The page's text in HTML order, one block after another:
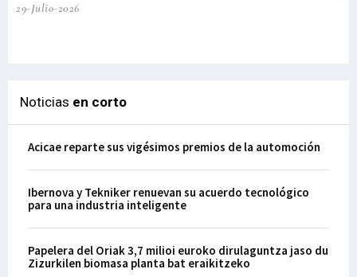
29-Julio-2026
Noticias en corto
Acicae reparte sus vigésimos premios de la automoción
Ibernova y Tekniker renuevan su acuerdo tecnológico
para una industria inteligente
Papelera del Oriak 3,7 milioi euroko dirulaguntza jaso du
Zizurkilen biomasa planta bat eraikitzeko